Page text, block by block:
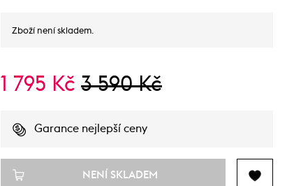
Zboží není skladem.
1 795 Kč 3 590 Kč
Garance nejlepší ceny
NENÍ SKLADEM